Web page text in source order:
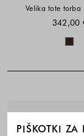
Velika tote torba
342,00
Noga
PIŠKOTKI ZA